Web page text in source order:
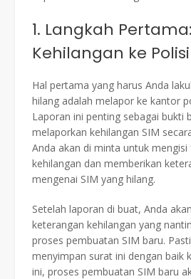
1. Langkah
Kehilangan ke Polisi
Hal pertama yang harus Anda
hilang adalah melapor ke kantor
Laporan ini penting sebagai bukti
melaporkan kehilangan SIM
Anda akan di minta untuk
kehilangan dan memberikan
mengenai SIM yang hilang.
Setelah laporan di buat, Anda
keterangan kehilangan yang
proses pembuatan SIM baru.
menyimpan surat ini dengan baik
ini, proses pembuatan SIM baru